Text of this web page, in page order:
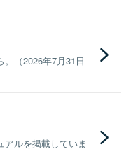
（2026年7月31日
ルを掲載していま